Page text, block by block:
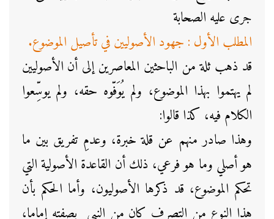
جرى عليه الصحابة
المطلب الأول : جهود الأصوليين في تأصيل الموضوع.
قد ذهب ثلة من الباحثين المعاصرين إلى أن الأصوليين
لم يهتموا بهذا الموضوع، ولم يُوَفّوه حقه، ولم يوسِّعوا
الكلام فيه، كذا قالوا:
وهذا صادر منهم عن قلة خبرة، وعدمِ تفريق بين ما
هو أصلي وما هو فرعي، ذلك أن القاعدة الأصولية التي
تحكم الموضوع، قد ذكرها الأصوليون، وأما الحكم بأن
هذا النوع من التصرف كان من النبي بصفته إماما،